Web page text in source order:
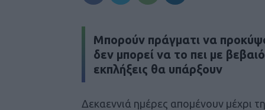
Μπορούν πράγματι να
δεν μπορεί να το πει με
εκπλήξεις θα υπάρξουν
Δεκαεννιά ημέρες απομένουν μέχρι